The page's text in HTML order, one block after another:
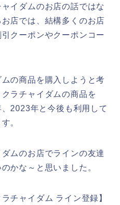
イダムのお店の話ではな
店では、結構多くのお店
クーポンやクーポンコー
の商品を購入しようと考
ラチャイダムの商品を
2023年と今後も利用して
。
ムのお店でラインの友達
かな～と思いました。
チャイダム ライン登録】